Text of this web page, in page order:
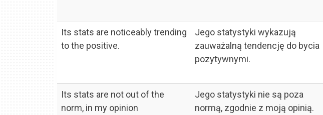
Its stats are noticeably trending
to the positive.
Jego statystyki wykazują
zauważalną tendencję do bycia
pozytywnymi.
Its stats are not out of the
norm, in my opinion
Jego statystyki nie są poza
normą, zgodnie z moją opinią.